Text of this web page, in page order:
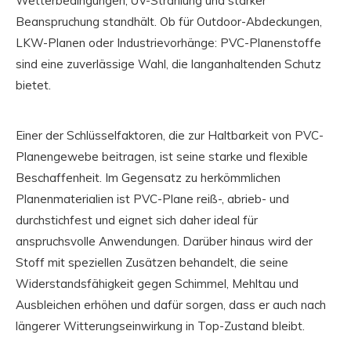
Beanspruchung standhält. Ob für Outdoor-Abdeckungen,
LKW-Planen oder Industrievorhänge: PVC-Planenstoffe
sind eine zuverlässige Wahl, die langanhaltenden Schutz
bietet.
Einer der Schlüsselfaktoren, die zur Haltbarkeit von PVC-
Planengewebe beitragen, ist seine starke und flexible
Beschaffenheit. Im Gegensatz zu herkömmlichen
Planenmaterialien ist PVC-Plane reiß-, abrieb- und
durchstichfest und eignet sich daher ideal für
anspruchsvolle Anwendungen. Darüber hinaus wird der
Stoff mit speziellen Zusätzen behandelt, die seine
Widerstandsfähigkeit gegen Schimmel, Mehltau und
Ausbleichen erhöhen und dafür sorgen, dass er auch nach
längerer Witterungseinwirkung in Top-Zustand bleibt.